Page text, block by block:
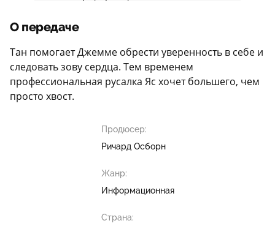
О передаче
Тан помогает Джемме обрести уверенность в себе и
следовать зову сердца. Тем временем
профессиональная русалка Яс хочет большего, чем
просто хвост.
Продюсер:
Ричард Осборн
Жанр:
Информационная
Страна: